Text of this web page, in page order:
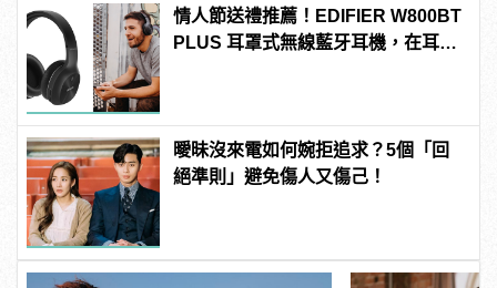
情人節送禮推薦！EDIFIER W800BT
PLUS 耳罩式無線藍牙耳機，在耳邊
曖昧沒來電如何婉拒追求？5個「回
絕準則」避免傷人又傷己！